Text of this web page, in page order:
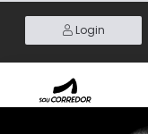
Login